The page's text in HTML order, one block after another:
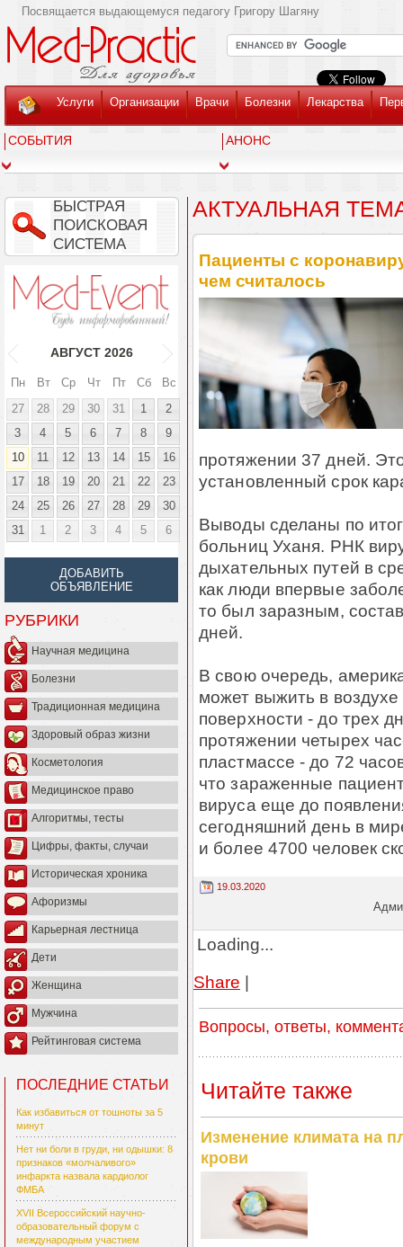
Посвящается выдающемуся педагогу Григору Шагяну
Услуги Организации Врачи Болезни Лекарства
СОБЫТИЯ АНОНС
БЫСТРАЯ
ПОИСКОВАЯ
СИСТЕМА
АВГУСТ 2026
Пн Вт Ср Чт Пт Сб
Вс
27
28 29 30 31 1
2
3
4 5 6 7 8
9
10
11 12 13 14 15
16
17
18 19 20 21 22
23
24
25 26 27 28 29
30
31
1 2 3 4 5 6
ДОБАВИТЬ
ОБЪЯВЛЕНИЕ
РУБРИКИ
Научная медицина
Болезни
Традиционная медицина
Здоровый образ жизни
Косметология
Медицинское право
Алгоритмы, тесты
Цифры, факты, случаи
Историческая хроника
Афоризмы
Карьерная лестница
Дети
Женщина
Мужчина
Рейтинговая система
ПОСЛЕДНИЕ СТАТЬИ
Как избавиться от тошноты за 5
минут
Нет ни боли в груди, ни одышки: 8
признаков «молчаливого»
инфаркта назвала кардиолог
ФМБА
XVII Всероссийский научно-
образовательный форум с
международным участием
АКТУАЛЬНАЯ
Пациенты с
чем считалось
протяжении 37 дней.
установленный срок
Выводы сделаны по
больниц Уханя. РНК
дыхательных путей в
как люди впервые
то был заразным,
дней.
В свою очередь,
может выжить в
поверхности - до трех
протяжении четырех
пластмассе - до 72
что зараженные
вируса еще до
сегодняшний день в
и более 4700 человек
19.03.2020
Loading...
Share |
Вопросы, ответы,
Читайте также
Изменение климата на
крови